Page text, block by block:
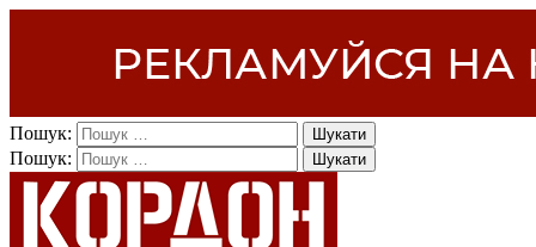
Пошук:
Пошук: